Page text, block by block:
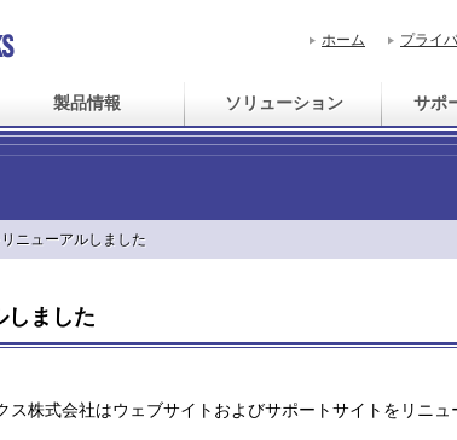
ホーム プライ
製品情報 ソリューション サポ
ニューアルしました
しました
ス株式会社はウェブサイトおよびサポートサイト を リニュ